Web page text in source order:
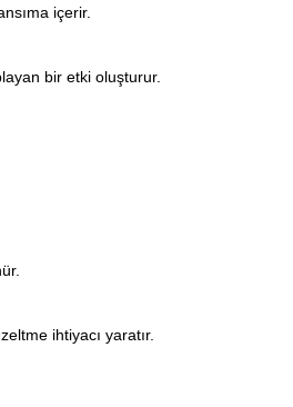
içerir.
bir etki oluşturur.
ihtiyacı yaratır.